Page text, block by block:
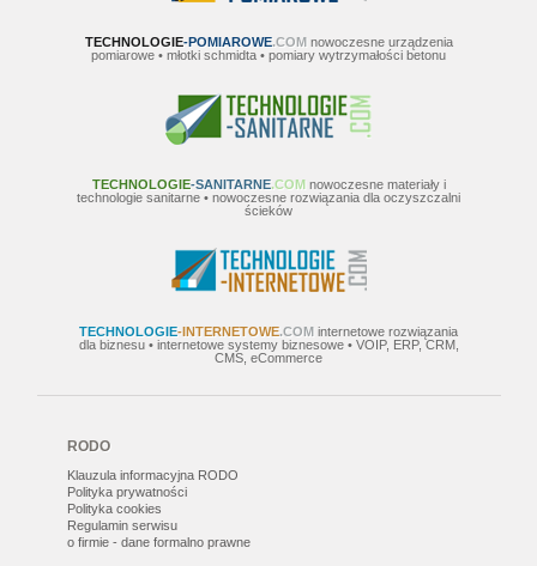
TECHNOLOGIE-POMIAROWE.COMnowoczesne urządzenia
pomiarowe • młotki schmidta • pomiary wytrzymałości betonu
TECHNOLOGIE-SANITARNE.COMnowoczesne materiały i
technologie sanitarne • nowoczesne rozwiązania dla oczyszczalni
ścieków
TECHNOLOGIE-INTERNETOWE.COM internetowe rozwiązania
dla biznesu • internetowe systemy biznesowe • VOIP, ERP, CRM,
CMS, eCommerce
RODO
Klauzula informacyjna RODO
Polityka prywatności
Polityka cookies
Regulamin serwisu
o firmie - dane formalno prawne